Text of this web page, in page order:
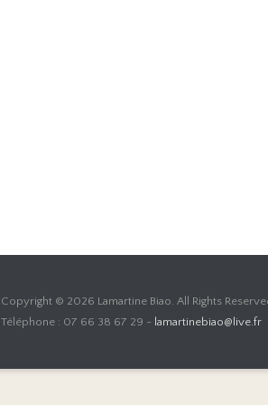
Copyright © 2026 Lamartine Biao . All Rights
Téléphone : 07 66 38 67 29 - lamartinebiao@live.fr